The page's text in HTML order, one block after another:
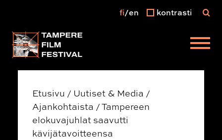
Päävalikko
fi en kontrasti
Etusivu / Uutiset & Media /
Ajankohtaista /Tampereen
elokuvajuhlat saavutti
kävijätavoitteensa